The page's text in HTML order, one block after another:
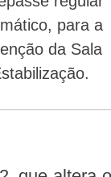
para a
da Sala